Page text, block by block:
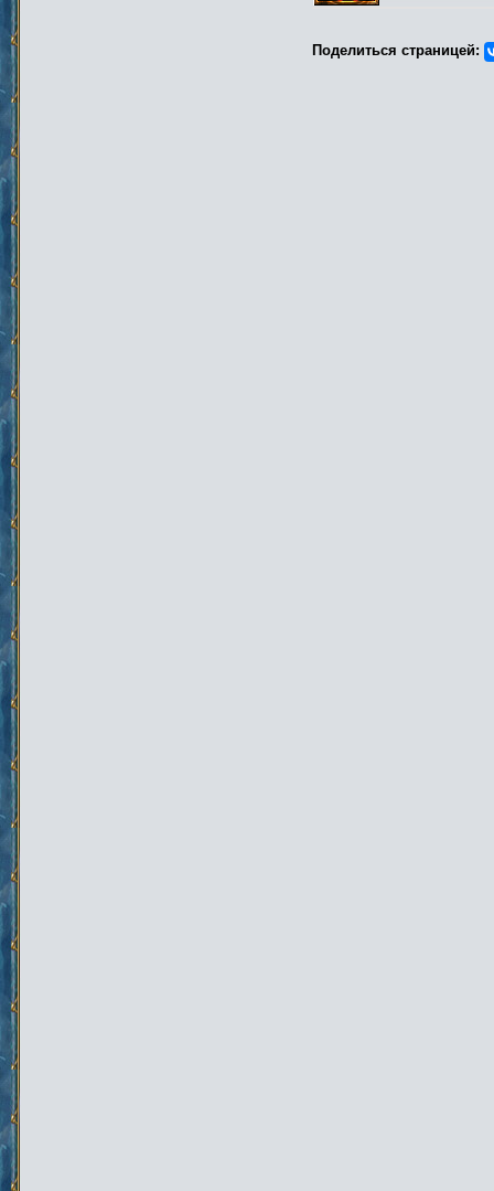
Поделиться страницей: